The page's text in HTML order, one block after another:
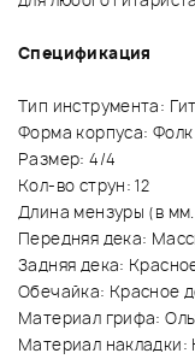
Спецификация
Тип инструмента:
Форма корпуса: Фолк
Размер: 4/4
Кол-во струн: 12
Длина мензуры (в
Передняя дека:
Задняя дека:
Обечайка: Красное
Материал грифа:
Материал накладки: